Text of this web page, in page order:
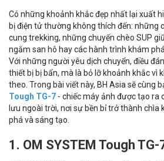
Có những khoảnh khắc đẹp nhất lại xuất
bị điện tử thường không thích đến: những
cung trekking, những chuyến chèo SUP
ngắm san hô hay các hành trình khám
Với những người yêu dịch chuyển, điều
thiết bị bị bẩn, mà là bỏ lỡ khoảnh khắc vì
theo. Trong bài viết này, BH Asia sẽ cùng
Tough TG-7 - chiếc máy ảnh được tạo ra
lưu ngoài trời, nơi sự bền bỉ trở thành chìa
phá và sáng tạo.
1. OM SYSTEM Tough TG-